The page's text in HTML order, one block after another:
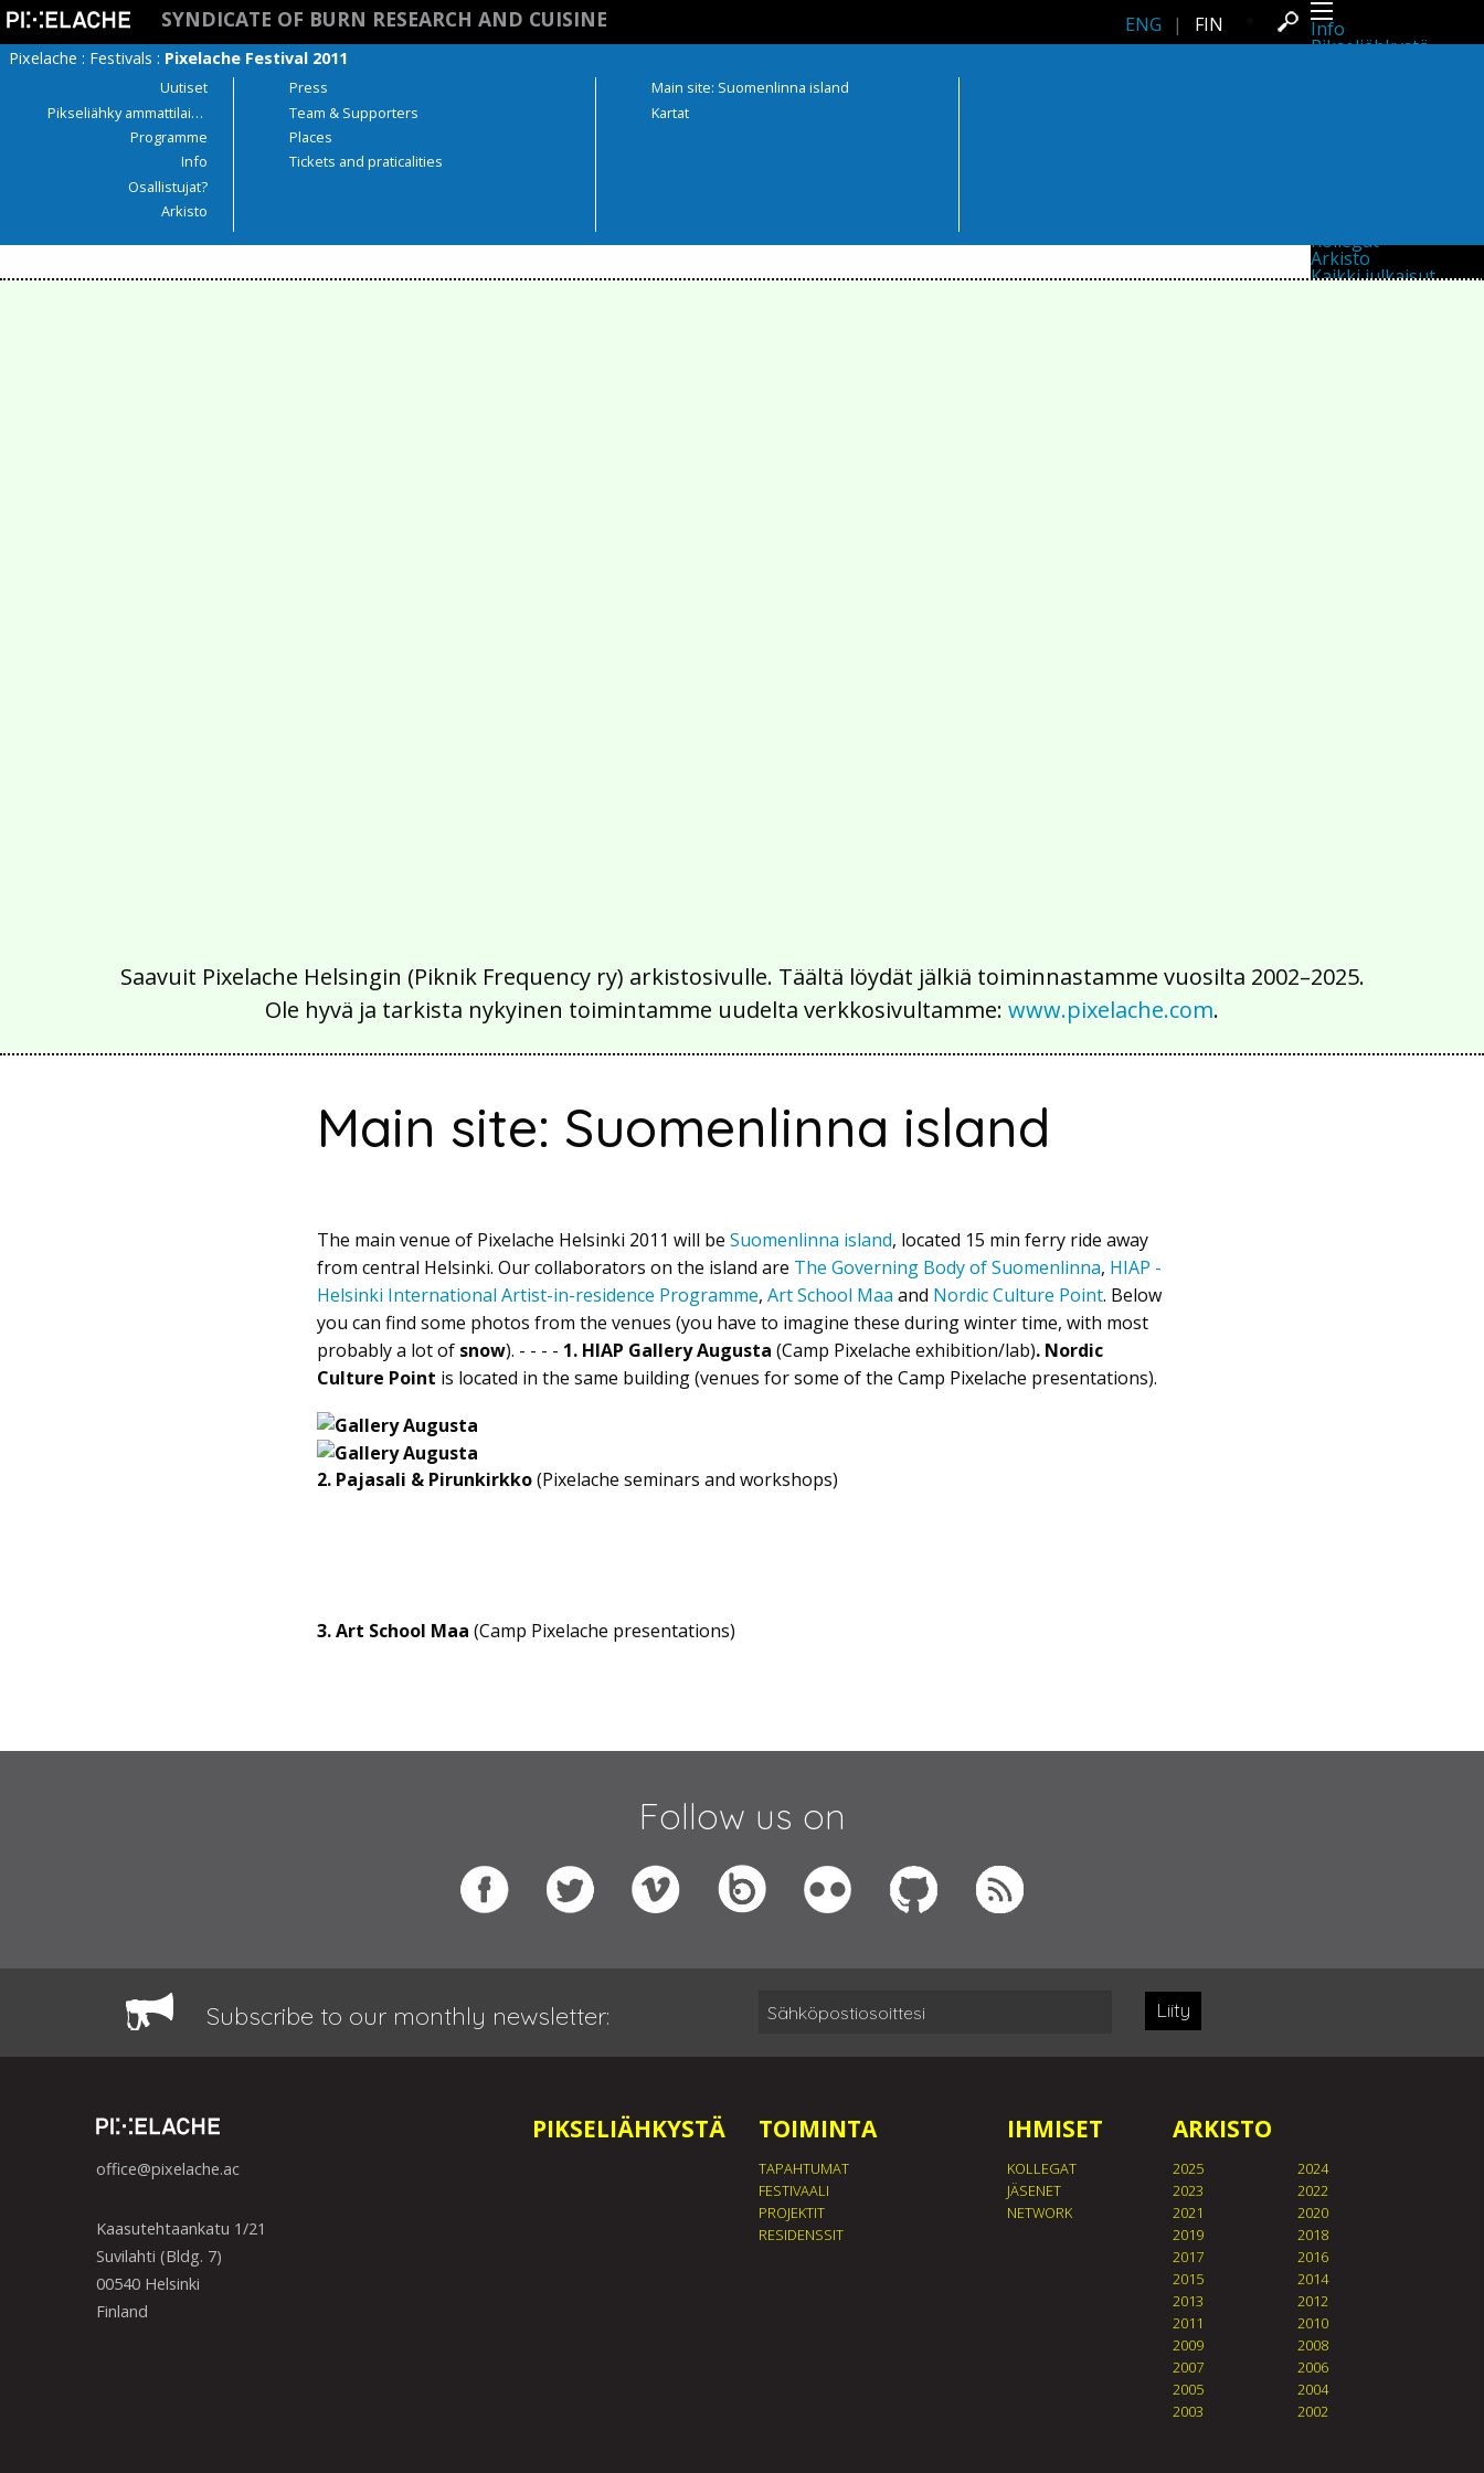
SYNDICATE OF BURN RESEARCH AND CUISINE Info
Pikseliähkystä
Kollegat
Arkisto
Kaikki julkaisut
ENG | FIN
Pixelache : Festivals : Pixelache Festival 2011
Uutiset
Pikseliähky ammattilaisille
Programme
Info
Osallistujat?
Arkisto
Press
Team & Supporters
Places
Tickets and praticalities
Main site: Suomenlinna island
Kartat
Saavuit Pixelache Helsingin (Piknik Frequency ry) arkistosivulle. Täältä löydät jälkiä toiminnastamme vuosilta 2002–2025.
Ole hyvä ja tarkista nykyinen toimintamme uudelta verkkosivultamme: www.pixelache.com.
Main site: Suomenlinna island
The main venue of Pixelache Helsinki 2011 will be Suomenlinna island, located 15 min ferry ride away
from central Helsinki. Our collaborators on the island are The Governing Body of Suomenlinna, HIAP -
Helsinki International Artist-in-residence Programme, Art School Maa and Nordic Culture Point. Below
you can find some photos from the venues (you have to imagine these during winter time, with most
probably a lot of snow). - - - - 1. HIAP Gallery Augusta (Camp Pixelache exhibition/lab). Nordic
Culture Point is located in the same building (venues for some of the Camp Pixelache presentations).
2. Pajasali & Pirunkirkko(Pixelache seminars and workshops)
3. Art School Maa (Camp Pixelache presentations)
Follow us on
Subscribe to our monthly newsletter: Liity
office@pixelache.ac
Kaasutehtaankatu 1/21
Suvilahti (Bldg. 7)
00540 Helsinki
Finland
PIKSELIÄHKYSTÄ TOIMINTA
TAPAHTUMAT
FESTIVAALI
PROJEKTIT
RESIDENSSIT
IHMISET
KOLLEGAT
JÄSENET
NETWORK
ARKISTO
2025
2024
2023
2022
2021
2020
2019
2018
2017
2016
2015
2014
2013
2012
2011
2010
2009
2008
2007
2006
2005
2004
2003
2002